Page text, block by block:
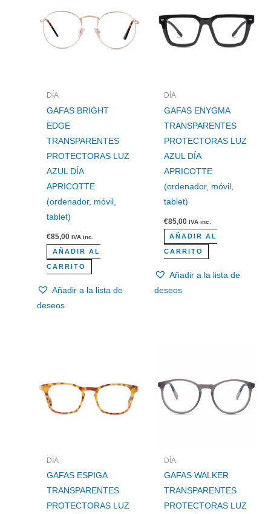
DÍA
GAFAS BRIGHT
EDGE
TRANSPARENTES
PROTECTORAS LUZ
AZUL DÍA
APRICOTTE
(ordenador, móvil,
tablet)
€85,00 IVA inc.
AÑADIR AL
CARRITO
Añadir a la lista de
deseos
DÍA
GAFAS ENYGMA
TRANSPARENTES
PROTECTORAS LUZ
AZUL DÍA
APRICOTTE
(ordenador, móvil,
tablet)
€85,00 IVA inc.
AÑADIR AL
CARRITO
Añadir a la lista de
deseos
DÍA
GAFAS ESPIGA
TRANSPARENTES
PROTECTORAS LUZ
DÍA
GAFAS WALKER
TRANSPARENTES
PROTECTORAS LUZ